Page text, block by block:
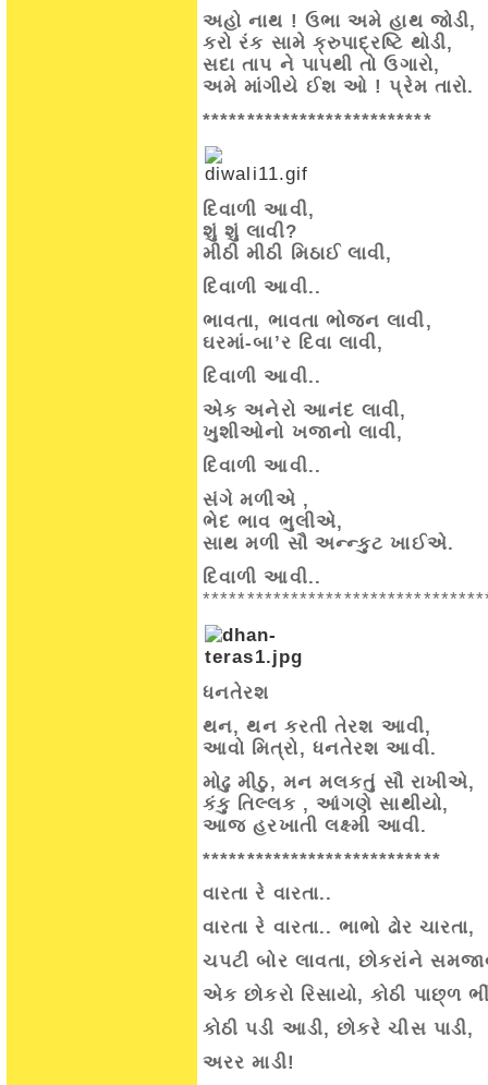
અહો નાથ ! ઉભા અમે હાથ જોડી,
કરો રંક સામે ક્રુપાદ્રષ્ટિ થોડી,
સદા તાપ ને પાપથી તો ઉગારો,
અમે માંગીયે ઈશ ઓ ! પ્રેમ તારો.
**************************
દિવાળી આવી,
શું શું લાવી?
મીઠી મીઠી મિઠાઈ લાવી,
દિવાળી આવી..
ભાવતા, ભાવતા ભોજન લાવી,
ઘરમાં-બા’ર દિવા લાવી,
દિવાળી આવી..
એક અનેરો આનંદ લાવી,
ખુશીઓનો ખજાનો લાવી,
દિવાળી આવી..
સંગે મળીએ ,
ભેદ ભાવ ભુલીએ,
સાથ મળી સૌ અન્ન્કુટ ખાઈએ.
દિવાળી આવી..
ધનતેરશ
થન, થન કરતી તેરશ આવી,
આવો મિત્રો, ધનતેરશ આવી.
મોઢુ મીઠુ, મન મલકતું સૌ રાખીએ,
કંકુ તિલ્લક , આંગણે સાથીયો,
આજ હરખાતી લક્ષ્મી આવી.
***************************
વારતા રે વારતા..
વારતા રે વારતા.. ભાભો ઢોર ચારતા,
ચપટી બોર લાવતા, છોકરાંને
એક છોકરો રિસાયો, કોઠી પાછ્ળ
કોઠી પડી આડી, છોકરે ચીસ પાડી,
અરર માડી!